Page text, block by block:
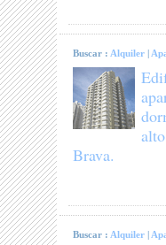
Buscar : Alquiler |
Brava.
Buscar : Alquiler |